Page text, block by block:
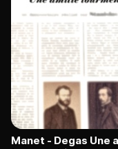
Manet - Degas Une